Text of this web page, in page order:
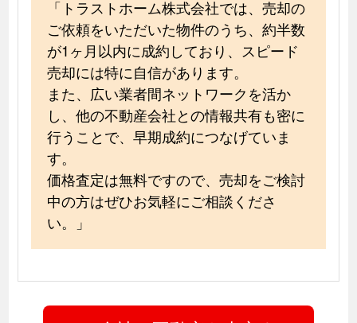
「トラストホーム株式会社では、売却の
ご依頼をいただいた物件のうち、約半数
が1ヶ月以内に成約しており、スピード
売却には特に自信があります。
また、広い業者間ネットワークを活か
し、他の不動産会社との情報共有も密に
行うことで、早期成約につなげていま
す。
価格査定は無料ですので、売却をご検討
中の方はぜひお気軽にご相談くださ
い。」